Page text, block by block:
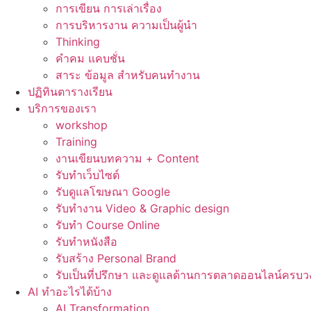
การเขียน การเล่าเรื่อง
การบริหารงาน ความเป็นผู้นำ
Thinking
คำคม แคบชั่น
สาระ ข้อมูล สำหรับคนทำงาน
ปฏิทินตารางเรียน
บริการของเรา
workshop
Training
งานเขียนบทความ + Content
รับทำเว็บไซต์
รับดูแลโฆษณา Google
รับทำงาน Video & Graphic design
รับทำ Course Online
รับทำหนังสือ
รับสร้าง Personal Brand
รับเป็นที่ปรึกษา และดูแลด้านการตลาดออนไลน์ครบว
AI ทำอะไรได้บ้าง
AI Transformation